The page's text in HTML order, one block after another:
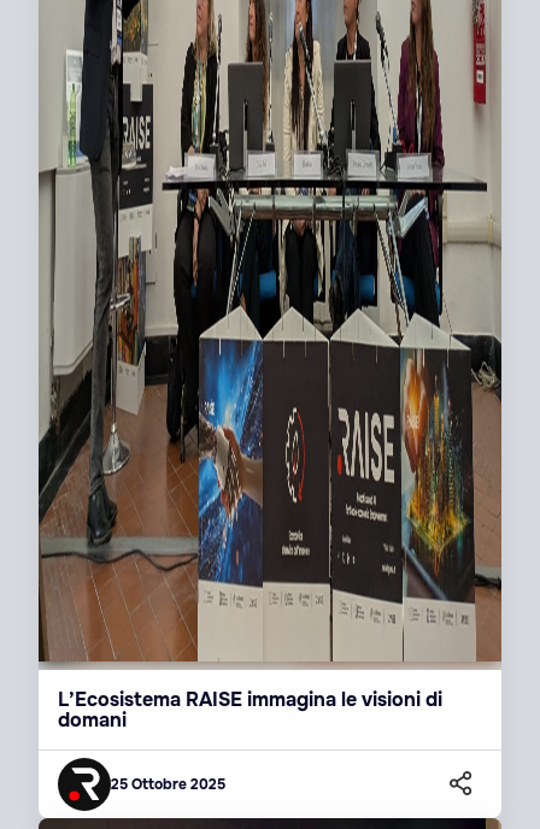
L’Ecosistema RAISE immagina le visioni di
domani
25 Ottobre 2025